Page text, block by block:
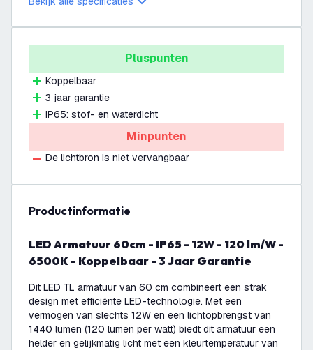
Pluspunten
Koppelbaar
3 jaar garantie
IP65: stof- en waterdicht
Minpunten
De lichtbron is niet vervangbaar
productinformatie
LED Armatuur 60cm - IP65 - 12W - 120 lm/W -
6500K - Koppelbaar - 3 Jaar Garantie
Dit LED TL armatuur van 60 cm combineert een strak
design met efficiënte LED-technologie. Met een
vermogen van slechts 12W en een lichtopbrengst van
1440 lumen (120 lumen per watt) biedt dit armatuur een
helder en gelijkmatig licht met een kleurtemperatuur van